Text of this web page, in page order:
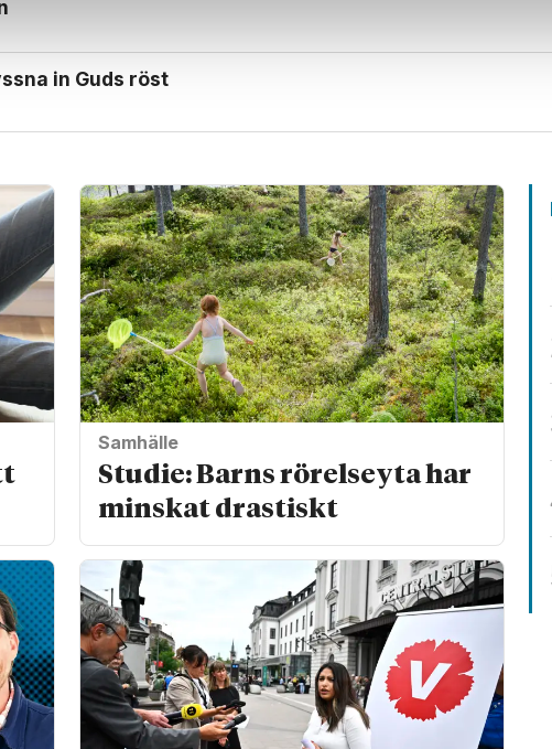
in Guds röst
Samhälle
Studie: Barns rörelseyta har
minskat drastiskt